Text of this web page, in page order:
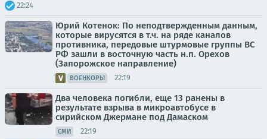
22:24
Юрий Котенок: По неподтвержденным данным,
которые вирусятся в т.ч. на ряде каналов
противника, передовые штурмовые группы ВС
РФ зашли в восточную часть н.п. Орехов
(Запорожское направление)
ВОЕНКОРЫ 22:19
Два человека погибли, еще 13 ранены в
результате взрыва в микроавтобусе в
сирийском Джермане под Дамаском
СМИ 22:19